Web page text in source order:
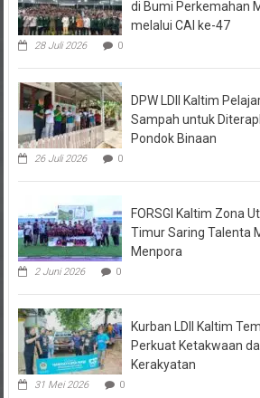
melalui CAI ke-47
28 Juli 2026 0
Sampah untuk
Pondok Binaan
26 Juli 2026 0
Timur Saring Talenta
Menpora
2 Juni 2026 0
Perkuat Ketakwaan
Kerakyatan
31 Mei 2026 0